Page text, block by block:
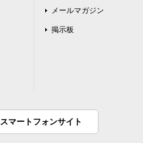
メールマガジン
掲示板
スマートフォンサイト